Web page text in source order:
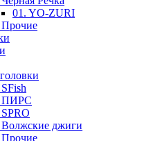
01. YO-ZURI
Прочие
ПИРС
Волжские джиги
Прочие